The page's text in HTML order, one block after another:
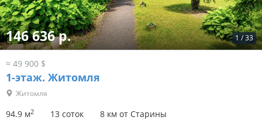
1 /33
146 636 р.
≈ 49 900 $
1-этаж. Житомля
Житомля
94.9 м2 13 соток 8 км от Старины